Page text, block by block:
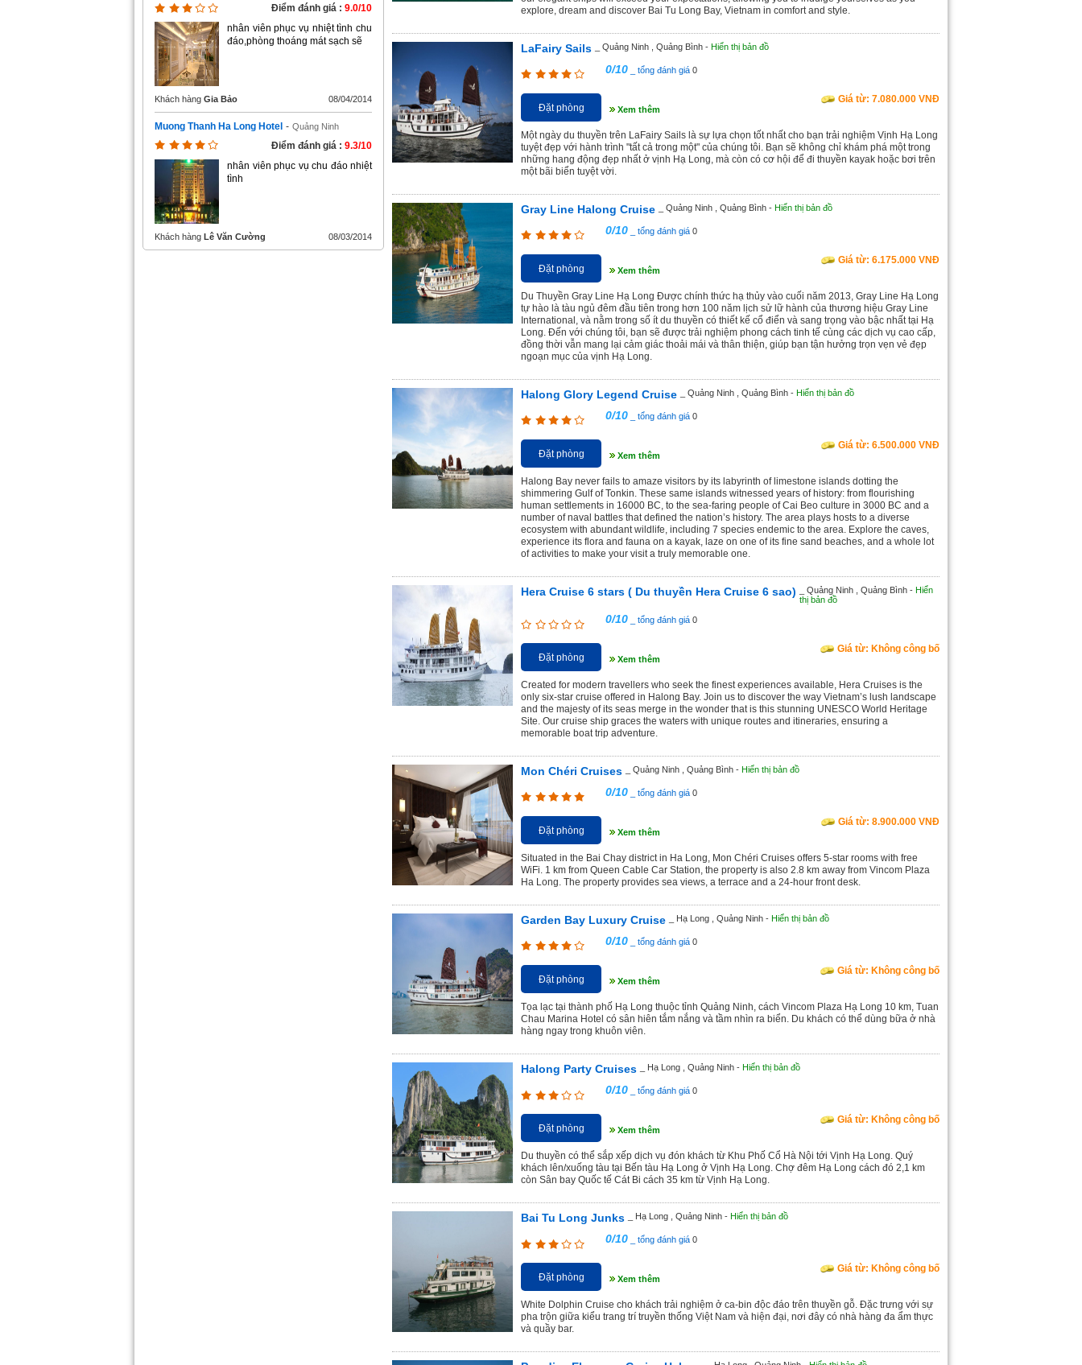
Điểm đánh giá : 9.0/10
nhân viên phục vụ nhiệt tình chu
đáo,phòng thoáng mát sạch sẽ
Khách hàng Gia Bảo 08/04/2014
Muong Thanh Ha Long Hotel - Quảng Ninh
Điểm đánh giá : 9.3/10
nhân viên phục vụ chu đáo nhiệt
tình
Khách hàng Lê Văn Cường 08/03/2014
explore, dream and discover Bai Tu Long Bay, Vietnam in comfort and style.
LaFairy Sails _ Quảng Ninh , Quảng Bình - Hiển thị bản đồ
0/10 _ tổng đánh giá 0
Đặt phòng
Giá từ: 7.080.000 VNĐ
Một ngày du thuyền trên LaFairy Sails là sự lựa chọn tốt nhất cho bạn trải nghiệm Vịnh Hạ Long
tuyệt đẹp với hành trình "tất cả trong một" của chúng tôi. Bạn sẽ không chỉ khám phá một trong
những hang động đẹp nhất ở vịnh Hạ Long, mà còn có cơ hội để đi thuyền kayak hoặc bơi trên
một bãi biển tuyệt vời.
Xem thêm
Gray Line Halong Cruise _ Quảng Ninh , Quảng Bình - Hiển thị bản đồ
0/10 _ tổng đánh giá 0
Đặt phòng
Giá từ: 6.175.000 VNĐ
Du Thuyền Gray Line Hạ Long Được chính thức hạ thủy vào cuối năm 2013, Gray Line Hạ Long
tự hào là tàu ngủ đêm đầu tiên trong hơn 100 năm lịch sử lữ hành của thương hiệu Gray Line
International, và nằm trong số ít du thuyền có thiết kế cổ điển và sang trọng vào bậc nhất tại Hạ
Long. Đến với chúng tôi, bạn sẽ được trải nghiệm phong cách tinh tế cùng các dịch vụ cao cấp,
đồng thời vẫn mang lại cảm giác thoải mái và thân thiện, giúp bạn tận hưởng trọn vẹn vẻ đẹp
ngoạn mục của vịnh Hạ Long.
Xem thêm
Halong Glory Legend Cruise _ Quảng Ninh , Quảng Bình - Hiển thị bản đồ
0/10 _ tổng đánh giá 0
Đặt phòng
Giá từ: 6.500.000 VNĐ
Halong Bay never fails to amaze visitors by its labyrinth of limestone islands dotting the
shimmering Gulf of Tonkin. These same islands witnessed years of history: from flourishing
human settlements in 16000 BC, to the sea-faring people of Cai Beo culture in 3000 BC and a
number of naval battles that defined the nation’s history. The area plays hosts to a diverse
ecosystem with abundant wildlife, including 7 species endemic to the area. Explore the caves,
experience its flora and fauna on a kayak, laze on one of its fine sand beaches, and a whole lot
of activities to make your visit a truly memorable one.
Xem thêm
Hera Cruise 6 stars ( Du thuyền Hera Cruise 6 sao) _ Quảng Ninh , Quảng Bình - Hiển
thị bản đồ
0/10 _ tổng đánh giá 0
Đặt phòng
Giá từ: Không công bố
Created for modern travellers who seek the finest experiences available, Hera Cruises is the
only six-star cruise offered in Halong Bay. Join us to discover the way Vietnam’s lush landscape
and the majesty of its seas merge in the wonder that is this stunning UNESCO World Heritage
Site. Our cruise ship graces the waters with unique routes and itineraries, ensuring a
memorable boat trip adventure.
Xem thêm
Mon Chéri Cruises _ Quảng Ninh , Quảng Bình - Hiển thị bản đồ
0/10 _ tổng đánh giá 0
Đặt phòng
Giá từ: 8.900.000 VNĐ
Situated in the Bai Chay district in Ha Long, Mon Chéri Cruises offers 5-star rooms with free
WiFi. 1 km from Queen Cable Car Station, the property is also 2.8 km away from Vincom Plaza
Ha Long. The property provides sea views, a terrace and a 24-hour front desk.
Xem thêm
Garden Bay Luxury Cruise _ Hạ Long , Quảng Ninh - Hiển thị bản đồ
0/10 _ tổng đánh giá 0
Đặt phòng
Giá từ: Không công bố
Tọa lạc tại thành phố Hạ Long thuộc tỉnh Quảng Ninh, cách Vincom Plaza Hạ Long 10 km, Tuan
Chau Marina Hotel có sân hiên tắm nắng và tầm nhìn ra biển. Du khách có thể dùng bữa ở nhà
hàng ngay trong khuôn viên.
Xem thêm
Halong Party Cruises _ Hạ Long , Quảng Ninh - Hiển thị bản đồ
0/10 _ tổng đánh giá 0
Đặt phòng
Giá từ: Không công bố
Du thuyền có thể sắp xếp dịch vụ đón khách từ Khu Phố Cổ Hà Nội tới Vịnh Hạ Long. Quý
khách lên/xuống tàu tại Bến tàu Hạ Long ở Vịnh Hạ Long. Chợ đêm Hạ Long cách đó 2,1 km
còn Sân bay Quốc tế Cát Bi cách 35 km từ Vịnh Hạ Long.
Xem thêm
Bai Tu Long Junks _ Hạ Long , Quảng Ninh - Hiển thị bản đồ
0/10 _ tổng đánh giá 0
Đặt phòng
Giá từ: Không công bố
White Dolphin Cruise cho khách trải nghiệm ở ca-bin độc đáo trên thuyền gỗ. Đặc trưng với sự
pha trộn giữa kiểu trang trí truyền thống Việt Nam và hiện đại, nơi đây có nhà hàng đa ẩm thực
và quầy bar.
Xem thêm